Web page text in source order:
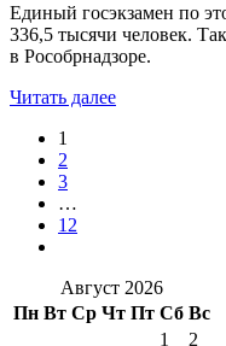
Единый госэкзамен по
336,5 тысячи человек.
в Рособрнадзоре.
Читать далее
1
2
3
…
12
Август 2026
Пн Вт Ср Чт Пт Сб Вс
1
2